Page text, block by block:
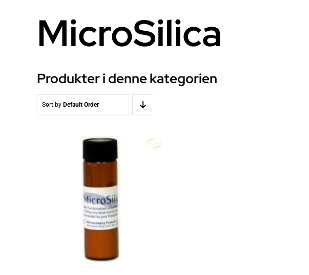
MicroSilica
Produkter i denne kategorien
Sort by Default Order